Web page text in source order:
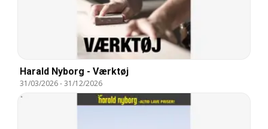
Harald Nyborg - Værktøj
31/03/2026-31/12/2026